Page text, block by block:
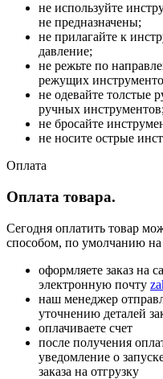
не используйте
не предназначены;
не прилагайте к
давление;
не режьте по
режущих
не одевайте толстые
ручных инструментов;
не бросайте
не носите острые
Оплата
Оплата товара.
Сегодня оплатить товар
способом, по умолчанию
оформляете заказ на
электронную почту
наш менеджер
уточнению деталей
оплачиваете счет
после получения
уведомление о
заказа на отгрузку